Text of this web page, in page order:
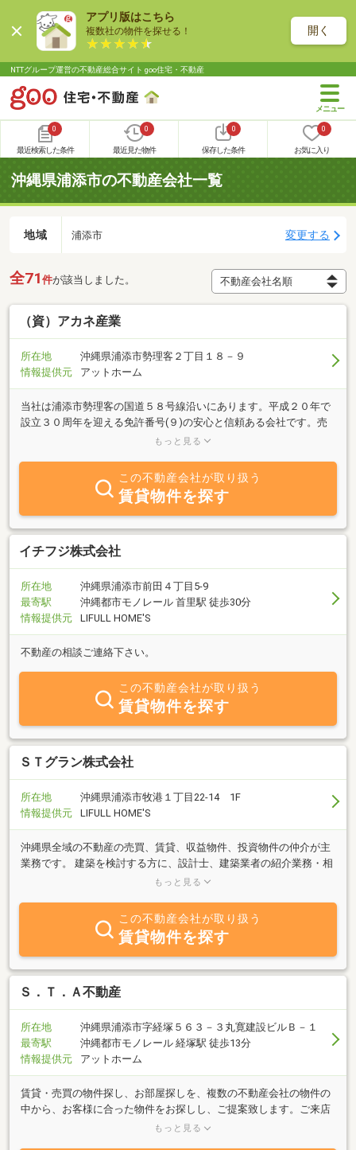
アプリ版はこちら
複数社の物件を探せる！ 開く
NTTグループ運営の不動産総合サイト goo住宅・不動産
0
最近検索した条件
0
最近見た物件
0
保存した条件
0
お気に入り
沖縄県浦添市の不動産会社一覧
地域 浦添市 変更する
全71 件が該当しました。
（資）アカネ産業
所在地
沖縄県浦添市勢理客２丁目１８－９
情報提供元
アットホーム
当社は浦添市勢理客の国道５８号線沿いにあります。平成２０年で
設立３０周年を迎える免許番号(９)の安心と信頼ある会社です。売
買・賃貸の仲介、アパート・住宅・店舗・駐車場の管理、家主様大
料相談をしております。道を尋ねるように気軽にご来店下さい。社
長より：「私は２３年間(社)沖縄県宅地建物取引業協会理事を努め
ております（その間４年間副会長）又、(社)全国宅地建物取引業連
合会の代議員を１６年間務めました。おかげ様で県知事表彰、国土
交通大臣表彰並びに黄綬褒章を受章致しました。これもひとえにお
客様方のご指導のおかげです。感謝しています。」
もっと見る
この不動産会社が取り扱う
賃貸物件を探す
イチフジ株式会社
所在地
沖縄県浦添市前田４丁目5-9
最寄駅
沖縄都市モノレール 首里駅 徒歩30分
情報提供元
LIFULL HOME'S
不動産の相談ご連絡下さい。
この不動産会社が取り扱う
賃貸物件を探す
ＳＴグラン株式会社
所在地
沖縄県浦添市牧港１丁目22-14 1F
情報提供元
LIFULL HOME'S
沖縄県全域の不動産の売買、賃貸、収益物件、投資物件の仲介が主
業務です。 建築を検討する方に、設計士、建築業者の紹介業務・相
続不動産の相談もお受けしております。 お気軽にお問合せくださ
もっと見る
この不動産会社が取り扱う
賃貸物件を探す
Ｓ．Ｔ．Ａ不動産
所在地
沖縄県浦添市字経塚５６３－３丸寛建設ビルＢ－１
最寄駅
沖縄都市モノレール 経塚駅 徒歩13分
情報提供元
アットホーム
賃貸・売買の物件探し、お部屋探しを、複数の不動産会社の物件の
中から、お客様に合った物件をお探しし、ご提案致します。ご来店
不要で、リモートで不動産のご相談が可能です！※PCだけご用意を
もっと見る